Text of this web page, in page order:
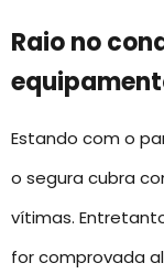
Raio no
Estando com o
o segura cubra
vítimas.
for comprovada